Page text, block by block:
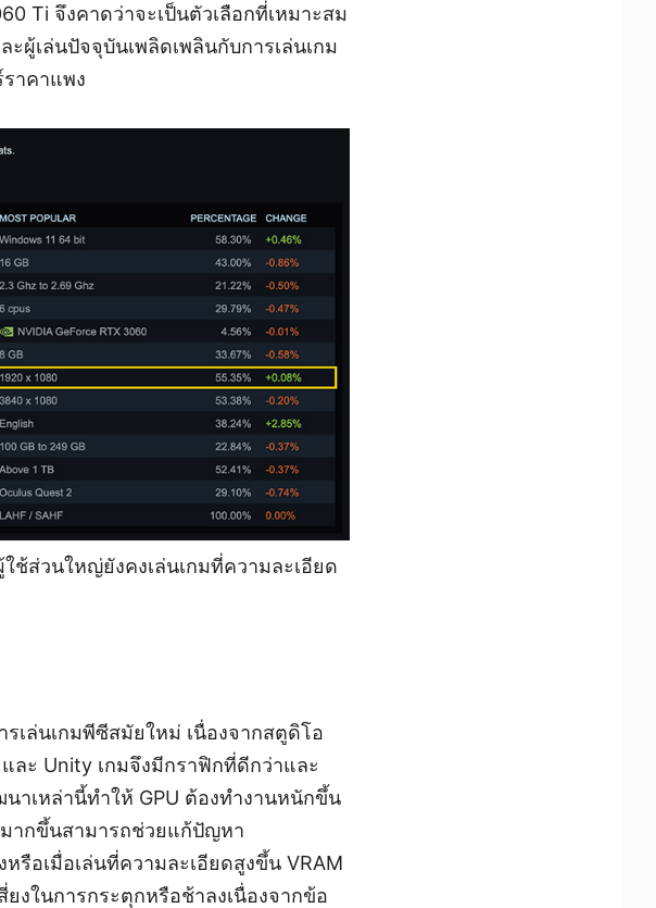
Ti จึงคาดว่าจะเป็นตัวเลือกที่เหมาะสม
ผู้เล่นปัจจุบันเพลิดเพลินกับการเล่นเกม
าคาแพง
ช้ส่วนใหญ่ยังคงเล่นเกมที่ความละเอียด
เล่นเกมพีซีสมัยใหม่ เนื่องจากสตูดิโอ
ละ Unity เกมจึงมีกราฟิกที่ดีกว่าและ
เหล่านี้ทำให้ GPU ต้องทำงานหนักขึ้น
มากขึ้นสามารถช่วยแก้ปัญหา
รือเมื่อเล่นที่ความละเอียดสูงขึ้น VRAM
งในการกระตุกหรือช้าลงเนื่องจากข้อ